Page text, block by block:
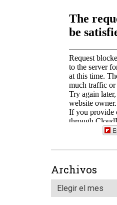
Archivos
Elegir el mes